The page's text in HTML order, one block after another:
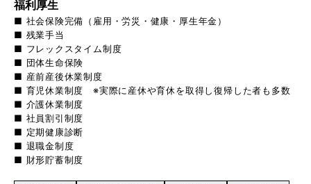
福利厚生
■ 社会保険完備（雇用・労災・健康・厚生年金）
■ 残業手当
■ フレックスタイム制度
■ 団体生命保険
■ 産前産後休業制度
■ 育児休業制度 ※実際に産休や育休を取得し復帰した者も多数
■ 介護休業制度
■ 社員割引制度
■ 定期健康診断
■ 退職金制度
■ 財形貯蓄制度